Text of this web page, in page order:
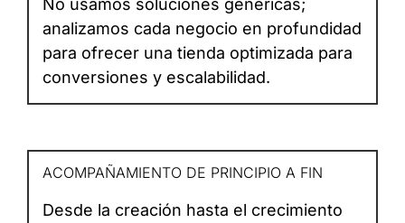
No usamos soluciones genéricas;
analizamos cada negocio en profundidad
para ofrecer una tienda optimizada para
conversiones y escalabilidad.
ACOMPAÑAMIENTO DE PRINCIPIO A FIN
Desde la creación hasta el crecimiento